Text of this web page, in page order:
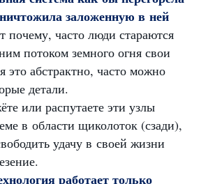
заложенную в ней
почему, часто люди стараются
потоком земного огня свои
это абстрактно, часто можно
детали.
или распутаете эти узлы
в области щиколоток (сзади),
удачу в своей жизни
работает только